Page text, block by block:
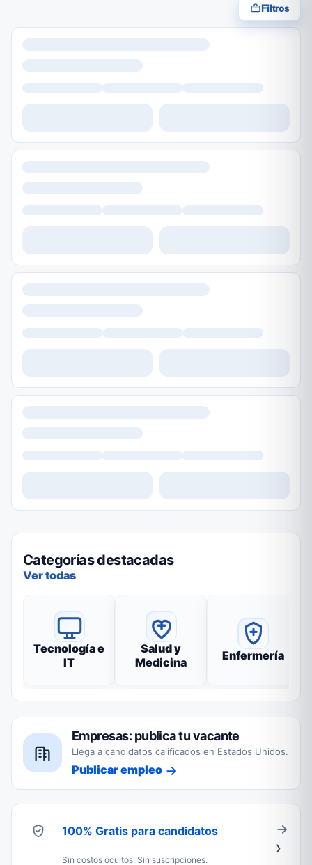
Filtros
Categorías destacadas
Ver todas
Tecnología e
IT
Salud y
Medicina
Enfermería
Empresas: publica tu vacante
Llega a candidatos calificados en Estados Unidos.
Publicar empleo
100% Gratis para candidatos
Sin costos ocultos. Sin suscripciones.